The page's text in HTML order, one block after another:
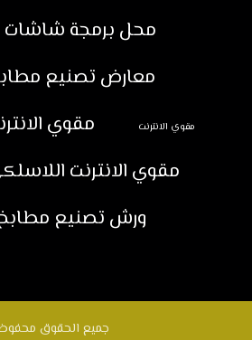
محل برمجة شاشات
معارض تصنيع
مقوي الانترنت
مقوي
مقوي الانترنت
ورش تصنيع
جميع الحقوق